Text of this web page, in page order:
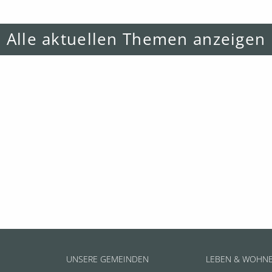
Alle aktuellen Themen anzeigen
UNSERE GEMEINDEN
LEBEN &